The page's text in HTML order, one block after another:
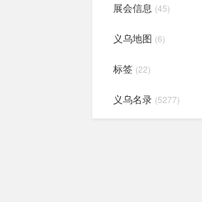
展会信息 (45)
义乌地图 (6)
标签 (22)
义乌名录 (5277)